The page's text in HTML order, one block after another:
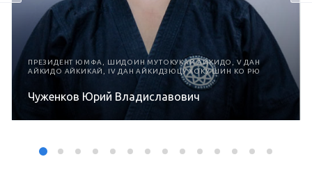
ПРЕЗИДЕНТ ЮМФА, ШИДОИН МУТОКУКАЙ АЙКИДО, V ДАН
АЙКИДО АЙКИКАЙ, IV ДАН АЙКИДЗЮЦУ ХОКУ ШИН КО РЮ
Чуженков Юрий Владиславович